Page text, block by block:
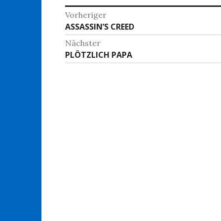
Beitragsnavigation
Vorheriger
Vorheriger
Beitrag:
ASSASSIN’S CREED
Nächster
Nächster
Beitrag:
PLÖTZLICH PAPA